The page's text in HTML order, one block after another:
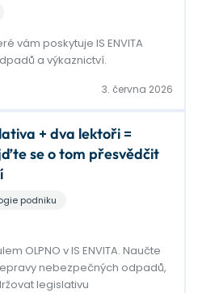
vám poskytuje IS ENVITA
a výkaznictví.
3. června 2026
+ dva lektoři =
se o tom přesvědčit
podniku
OLPNO v IS ENVITA. Naučte
nebezpečných odpadů,
legislativu